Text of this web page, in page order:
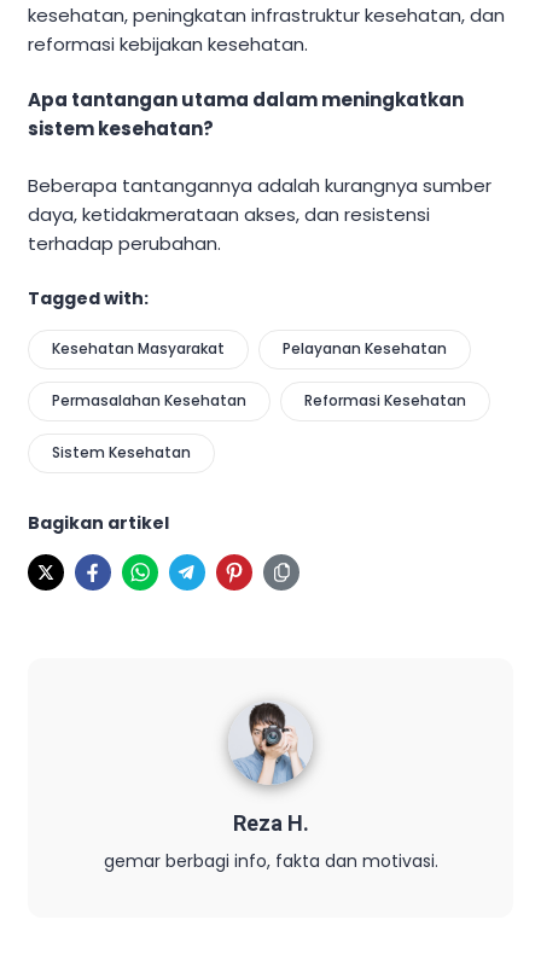
kesehatan, peningkatan infrastruktur kesehatan, dan
reformasi kebijakan kesehatan.
Apa tantangan utama dalam meningkatkan
sistem kesehatan?
Beberapa tantangannya adalah kurangnya sumber
daya, ketidakmerataan akses, dan resistensi
terhadap perubahan.
Tagged with:
Kesehatan Masyarakat Pelayanan Kesehatan
Permasalahan Kesehatan Reformasi Kesehatan
Sistem Kesehatan
Bagikan artikel
Reza H.
gemar berbagi info, fakta dan motivasi.